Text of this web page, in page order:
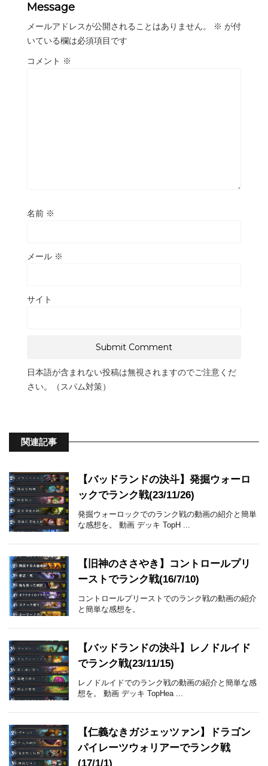
Message
メールアドレスが公開されることはありません。 ※ が付
いている欄は必須項目です
コメント ※
名前 ※
メール ※
サイト
日本語が含まれない投稿は無視されますのでご注意くだ
さい。（スパム対策）
関連記事
【バッドランドの決斗】発掘ウォーロ
ックでランク戦(23/11/26)
発掘ウォーロックでのランク戦の動画の紹介と簡単
な感想を。 動画 デッキ TopH ...
【旧神のささやき】コントロールプリ
ーストでランク戦(16/7/10)
コントロールプリーストでのランク戦の動画の紹介
と簡単な感想を。
【バッドランドの決斗】レノドルイド
でランク戦(23/11/15)
レノドルイドでのランク戦の動画の紹介と簡単な感
想を。 動画 デッキ TopHea ...
【仁義なきガジェッツァン】ドラゴン
パイレーツウォリアーでランク戦
(17/1/1)